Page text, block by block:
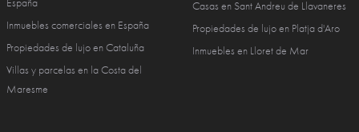
España
Inmuebles comerciales en España
Propiedades de lujo en Cataluña
Villas y parcelas en la Costa del
Maresme
Casas en Sant Andreu de Llavaneres
Propiedades de lujo en Platja d'Aro
Inmuebles en Lloret de Mar